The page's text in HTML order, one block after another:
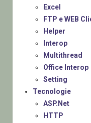
Excel
FTP e WEB
Helper
Interop
Multithread
Office Interop
Setting
Tecnologie
ASP.Net
HTTP